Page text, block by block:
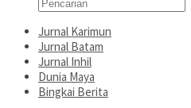
Jurnal Karimun
Jurnal Batam
Jurnal Inhil
Dunia Maya
Bingkai Berita